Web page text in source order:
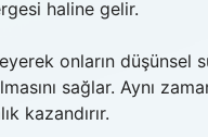
haline gelir.
onların düşünsel
sağlar. Aynı
kazandırır.